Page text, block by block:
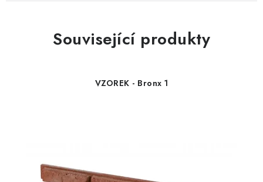
Související produkty
VZOREK - Bronx 1